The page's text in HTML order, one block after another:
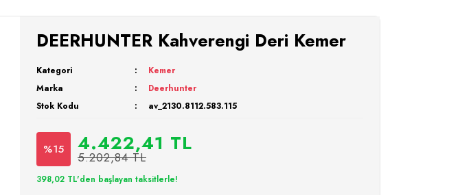
DEERHUNTER Kahverengi Deri Kemer
Kategori
Kemer
Marka
Deerhunter
Stok Kodu
av_2130.8112.583.115
%15 4.422,41 TL
5.202,84 TL
398,02 TL'den başlayan taksitlerle!